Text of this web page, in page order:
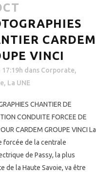
CARDEM
VINCI
17:19h dans Corporate,
, La UNE
CHANTIER DE
CONDUITE FORCEE DE
CARDEM GROUPE VINCI La
forcée de la centrale
de Passy, la plus
de la Haute Savoie, va être